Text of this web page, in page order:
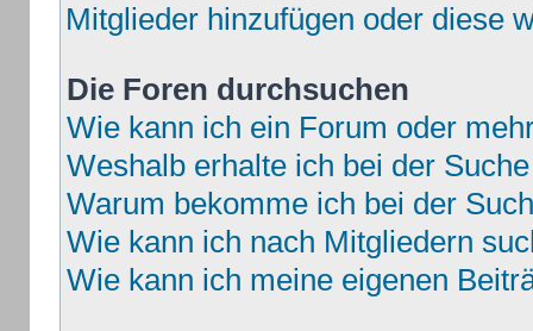
Mitglieder hinzufügen oder diese
Die Foren durchsuchen
Wie kann ich ein Forum oder
Weshalb erhalte ich bei der
Warum bekomme ich bei der
Wie kann ich nach Mitgliedern
Wie kann ich meine eigenen